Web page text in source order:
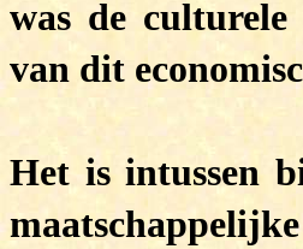
was de
van dit
Het is intussen